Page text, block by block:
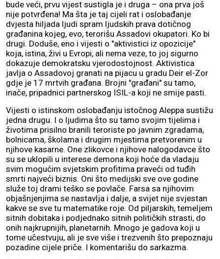
bude veći, prvu vijest sustigla je i druga – ona prva još
nije potvrđena! Ma šta je taj cijeli rat i oslobađanje
dvjesta hiljada ljudi spram ljudskih prava dotičnog
građanina kojeg, evo, terorišu Assadovi okupatori. Ko bi
drugi. Doduše, eno i vijesti o "aktivistici iz opozicije"
koja, istina, živi u Evropi, ali nema veze, to joj sigurno
dokazuje demokratsku vjerodostojnost. Aktivistica
javlja o Assadovoj granati na pijacu u gradu Deir el-Zor
gdje je 17 mrtvih građana. Brojni "građani" su tamo,
inače, pripadnici partnerskog ISIL-a koji ne smije pasti.
Vijesti o istinskom oslobađanju istočnog Aleppa sustižu
jedna drugu. I o ljudima što su tamo svojim tijelima i
životima prisilno branili teroriste po javnim zgradama,
bolnicama, školama i drugim mjestima pretvorenim u
njihove kasarne. One zlikovce i njihove nalogodavce što
su se uklopili u interese demona koji hoće da vladaju
svim mogućim svjetskim profitima praveći od tuđih
smrti najveći biznis. Oni što medijski sve ove godine
služe toj drami teško se povlače. Farsa sa njihovim
objašnjenjima se nastavlja i dalje, a svijet nije svjestan
kakve se sve tu matematike roje. Od piljarskih, temeljem
sitnih dobitaka i podjednako sitnih političkih strasti, do
onih najkrupnijih, planetarnih. Mnogo je gadova koji u
tome učestvuju, ali je sve više i trezvenih što prepoznaju
pozadine cijele priče. I komentarišu do sarkazma.